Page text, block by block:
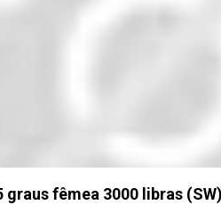
graus fêmea 3000 libras